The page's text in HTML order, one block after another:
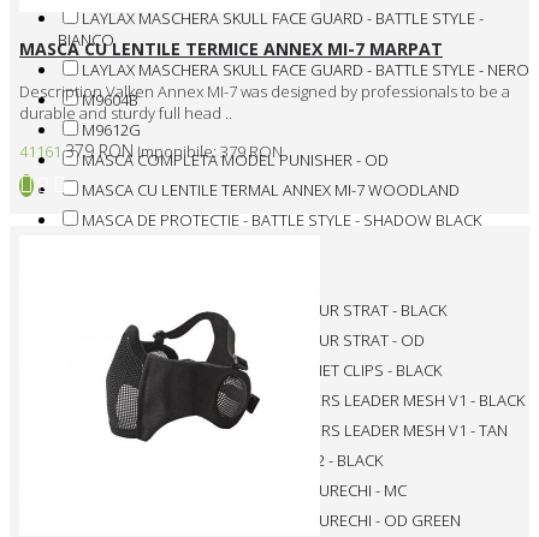
LAYLAX MASCHERA SKULL FACE GUARD - BATTLE STYLE -
BIANCO
LAYLAX MASCHERA SKULL FACE GUARD - BATTLE STYLE - NERO
M9604B
M9612G
MASCA COMPLETA MODEL PUNISHER - OD
MASCA CU LENTILE TERMAL ANNEX MI-7 WOODLAND
MASCA DE PROTECTIE - BATTLE STYLE - SHADOW BLACK
MASCA FULL FACE F2 CU UN SINGUR STRAT - BLACK
MASCA FULL FACE F2 CU UN SINGUR STRAT - OD
MASCA HALF FACE - W/FAST HELMET CLIPS - BLACK
MASCA INTEGRALA TRANSFORMERS LEADER MESH V1 - BLACK
MASCA INTEGRALA TRANSFORMERS LEADER MESH V1 - TAN
MASCA METALICA CU PLASA - MK2 - BLACK
MASCA METALICA CU PROTECTIE URECHI - MC
MASCA METALICA CU PROTECTIE URECHI - OD GREEN
MASCA CU LENTILE TERMICE ANNEX MI-7 MARPAT
Description Valken Annex MI-7 was designed by professionals to be a
durable and sturdy full head ..
41161 379 RON Imponibile: 379 RON